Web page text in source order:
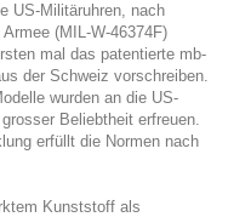
US-Militäruhren, nach
(MIL-W-46374F)
mal das patentierte mb-
der Schweiz vorschreiben.
wurden an die US-
Beliebtheit erfreuen.
erfüllt die Normen nach
Kunststoff als